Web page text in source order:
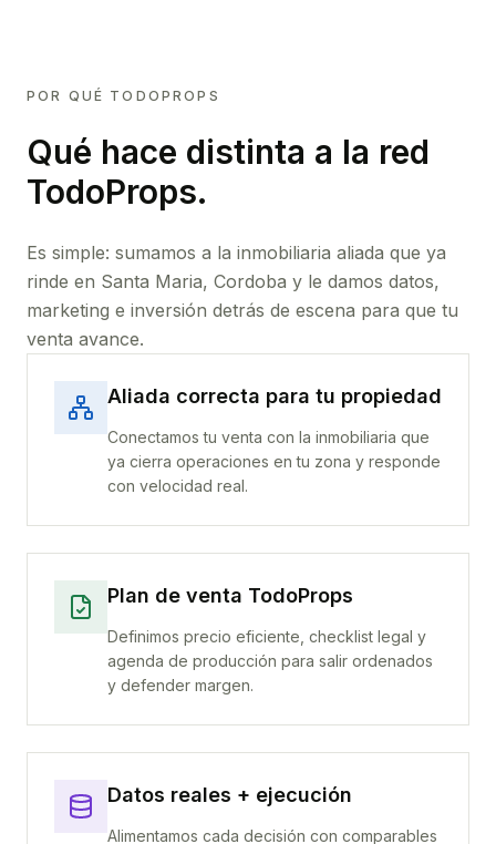
POR QUÉ TODOPROPS
Qué hace distinta a la red
TodoProps.
Es simple: sumamos a la inmobiliaria aliada que ya
rinde en Santa Maria, Cordoba y le damos datos,
marketing e inversión detrás de escena para que tu
venta avance.
Aliada correcta para tu propiedad
Conectamos tu venta con la inmobiliaria que
ya cierra operaciones en tu zona y responde
con velocidad real.
Plan de venta TodoProps
Definimos precio eficiente, checklist legal y
agenda de producción para salir ordenados
y defender margen.
Datos reales + ejecución
Alimentamos cada decisión con comparables